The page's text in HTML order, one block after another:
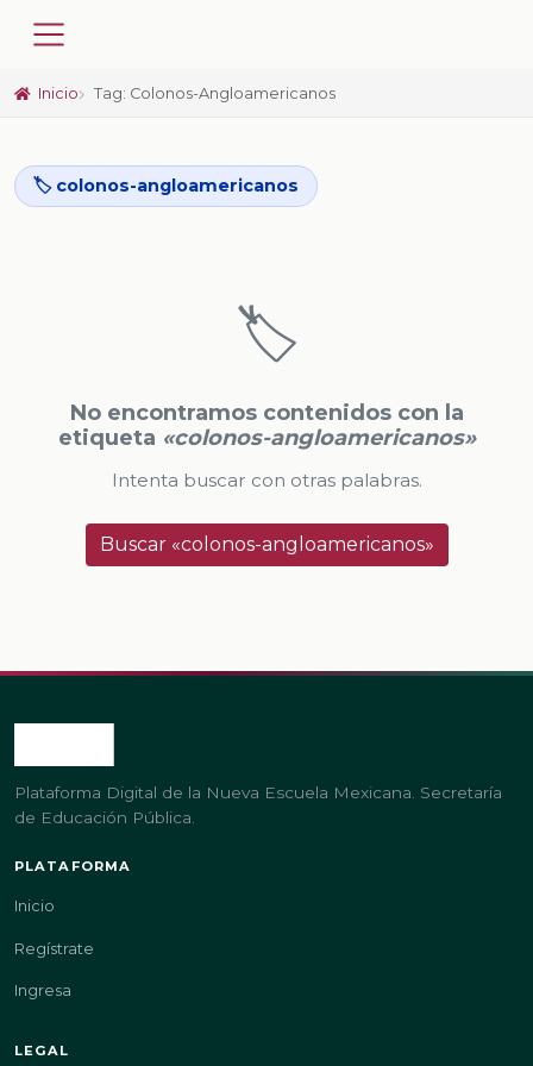
Inicio Tag: Colonos-Angloamericanos
🏷️ colonos-angloamericanos
🏷️
No encontramos contenidos con la
etiqueta «colonos-angloamericanos»
Intenta buscar con otras palabras.
Buscar «colonos-angloamericanos»
Plataforma Digital de la Nueva Escuela Mexicana. Secretaría
de Educación Pública.
PLATAFORMA
Inicio
Regístrate
Ingresa
LEGAL